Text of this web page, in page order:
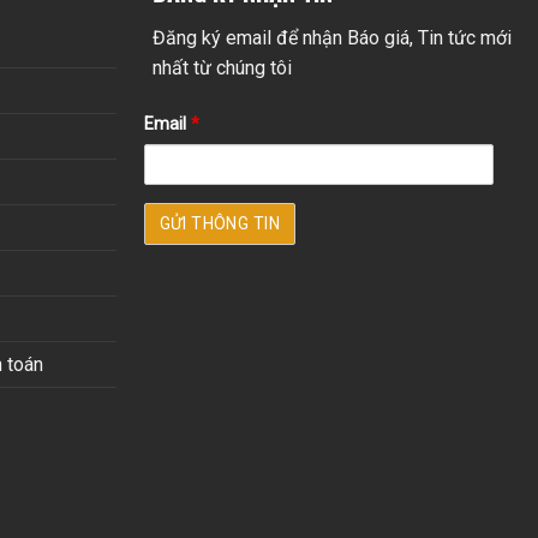
toán
Đăng ký email để nhận Báo giá, Tin tức mới
nhất từ chúng tôi
Email *